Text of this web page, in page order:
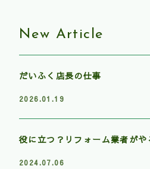
New Article
だいふく店長の仕事
2026.01.19
役に立つ？リフォーム業者が
2024.07.06